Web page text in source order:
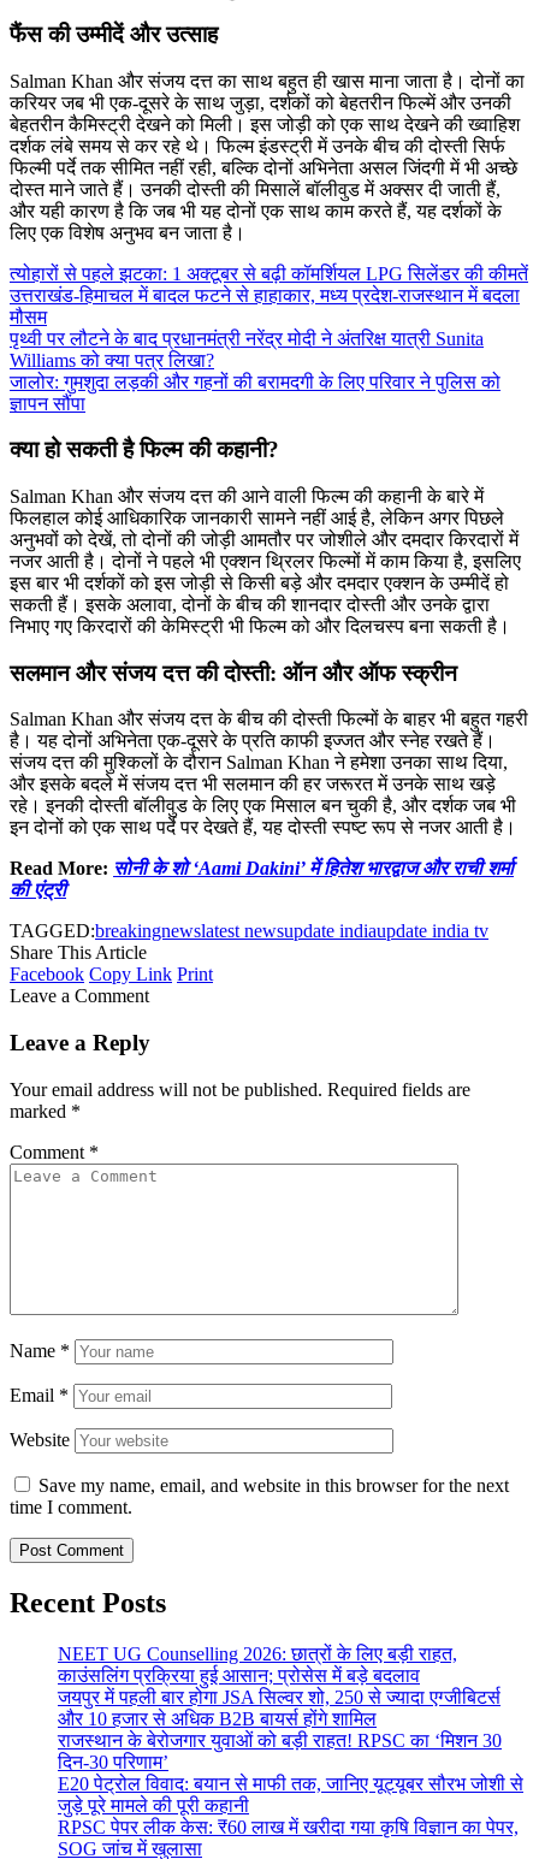
फैंस की उम्मीदें और उत्साह
Salman Khan और संजय दत्त का साथ बहुत ही खास माना जाता है। दोनों का
करियर जब भी एक-दूसरे के साथ जुड़ा, दर्शकों को बेहतरीन फिल्में और उनकी
बेहतरीन कैमिस्ट्री देखने को मिली। इस जोड़ी को एक साथ देखने की ख्वाहिश
दर्शक लंबे समय से कर रहे थे। फिल्म इंडस्ट्री में उनके बीच की दोस्ती सिर्फ
फिल्मी पर्दे तक सीमित नहीं रही, बल्कि दोनों अभिनेता असल जिंदगी में भी अच्छे
दोस्त माने जाते हैं। उनकी दोस्ती की मिसालें बॉलीवुड में अक्सर दी जाती हैं,
और यही कारण है कि जब भी यह दोनों एक साथ काम करते हैं, यह दर्शकों के
लिए एक विशेष अनुभव बन जाता है।
त्योहारों से पहले झटका: 1 अक्टूबर से बढ़ी कॉमर्शियल LPG सिलेंडर की कीमतें
उत्तराखंड-हिमाचल में बादल फटने से हाहाकार, मध्य प्रदेश-राजस्थान में बदला
मौसम
पृथ्वी पर लौटने के बाद प्रधानमंत्री नरेंद्र मोदी ने अंतरिक्ष यात्री Sunita
Williams को क्या पत्र लिखा?
जालोर: गुमशुदा लड़की और गहनों की बरामदगी के लिए परिवार ने पुलिस को
ज्ञापन सौंपा
क्या हो सकती है फिल्म की कहानी?
Salman Khan और संजय दत्त की आने वाली फिल्म की कहानी के बारे में
फिलहाल कोई आधिकारिक जानकारी सामने नहीं आई है, लेकिन अगर पिछले
अनुभवों को देखें, तो दोनों की जोड़ी आमतौर पर जोशीले और दमदार किरदारों में
नजर आती है। दोनों ने पहले भी एक्शन थ्रिलर फिल्मों में काम किया है, इसलिए
इस बार भी दर्शकों को इस जोड़ी से किसी बड़े और दमदार एक्शन के उम्मीदें हो
सकती हैं। इसके अलावा, दोनों के बीच की शानदार दोस्ती और उनके द्वारा
निभाए गए किरदारों की केमिस्ट्री भी फिल्म को और दिलचस्प बना सकती है।
सलमान और संजय दत्त की दोस्ती: ऑन और ऑफ स्क्रीन
Salman Khan और संजय दत्त के बीच की दोस्ती फिल्मों के बाहर भी बहुत गहरी
है। यह दोनों अभिनेता एक-दूसरे के प्रति काफी इज्जत और स्नेह रखते हैं।
संजय दत्त की मुश्किलों के दौरान Salman Khan ने हमेशा उनका साथ दिया,
और इसके बदले में संजय दत्त भी सलमान की हर जरूरत में उनके साथ खड़े
रहे। इनकी दोस्ती बॉलीवुड के लिए एक मिसाल बन चुकी है, और दर्शक जब भी
इन दोनों को एक साथ पर्दे पर देखते हैं, यह दोस्ती स्पष्ट रूप से नजर आती है।
Read More: सोनी के शो ‘Aami Dakini’ में हितेश भारद्वाज और राची शर्मा
की एंट्री
TAGGED:breakingnewslatest newsupdate indiaupdate india tv
Share This Article
Facebook Copy Link Print
Leave a Comment
Leave a Reply
Your email address will not be published. Required fields are
marked *
Comment *
Name *
Email *
Website
Save my name, email, and website in this browser for the next
time I comment.
Recent Posts
NEET UG Counselling 2026: छात्रों के लिए बड़ी राहत,
काउंसलिंग प्रक्रिया हुई आसान; प्रोसेस में बड़े बदलाव
जयपुर में पहली बार होगा JSA सिल्वर शो, 250 से ज्यादा एग्जीबिटर्स
और 10 हजार से अधिक B2B बायर्स होंगे शामिल
राजस्थान के बेरोजगार युवाओं को बड़ी राहत! RPSC का ‘मिशन 30
दिन-30 परिणाम’
E20 पेट्रोल विवाद: बयान से माफी तक, जानिए यूट्यूबर सौरभ जोशी से
जुड़े पूरे मामले की पूरी कहानी
RPSC पेपर लीक केस: ₹60 लाख में खरीदा गया कृषि विज्ञान का पेपर,
SOG जांच में खुलासा